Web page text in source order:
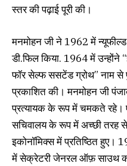
स्तर की पढ़ाई पूरी की।
मनमोहन जी ने 1962 में
डी.फिल किया. 1964 में उन्होंने
फॉर सेल्फ ससटेंड ग्रोथ” नाम
प्रकाशित की। मनमोहन जी
प्रत्यायक के रूप में चमकते रहे।
सचिवालय के रूप में अच्छी तरह
इकोनॉमिक्स में प्रतिष्ठित
में सेक्रेटरी जेनरल ऑफ़ साउथ